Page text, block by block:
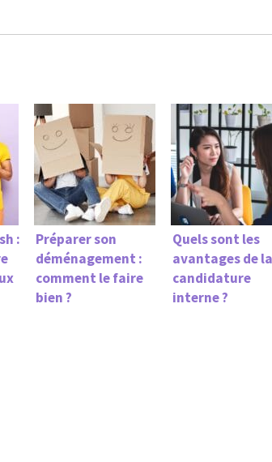
:
Préparer son
déménagement :
comment le faire
bien ?
Quels sont les
avantages de la
candidature
interne ?